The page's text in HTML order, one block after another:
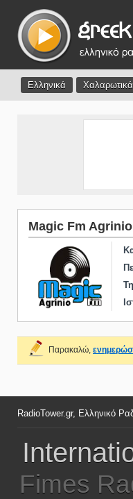
Ελληνικά Χαλαρωτικά
Magic Fm Agrinio
Παρακαλώ,
RadioTower.gr, Ελληνικό
Fimes